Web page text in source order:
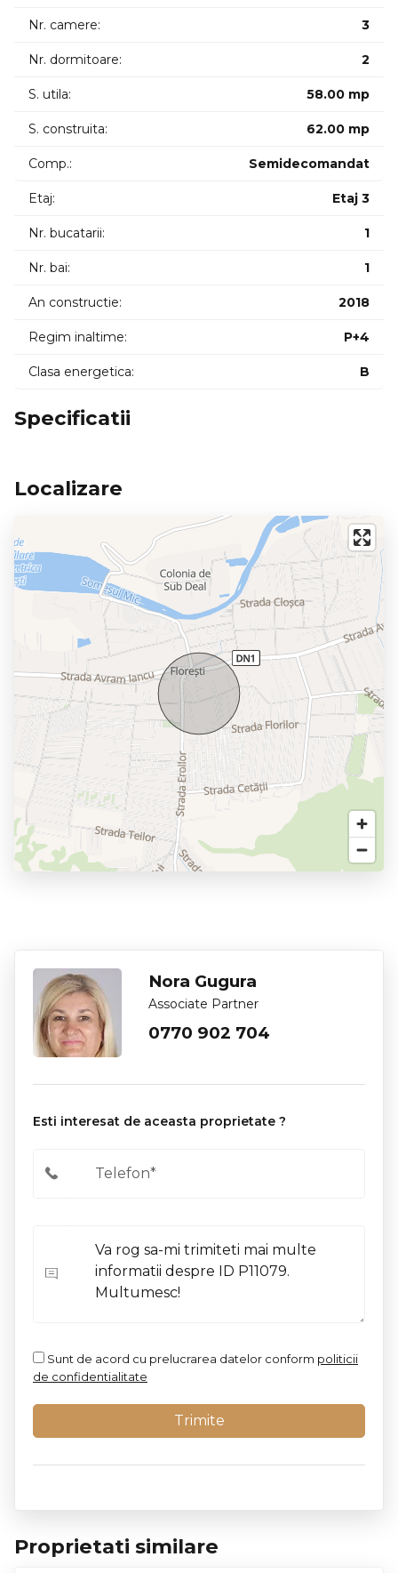
Nr. camere: 3
Nr. dormitoare: 2
S. utila: 58.00 mp
S. construita: 62.00 mp
Comp.: Semidecomandat
Etaj: Etaj 3
Nr. bucatarii: 1
Nr. bai: 1
An constructie: 2018
Regim inaltime: P+4
Clasa energetica: B
Specificatii
Localizare
Nora Gugura
Associate Partner
0770 902 704
Esti interesat de aceasta proprietate ?
Sunt de acord cu prelucrarea datelor conform politicii
de confidentialitate
Proprietati similare